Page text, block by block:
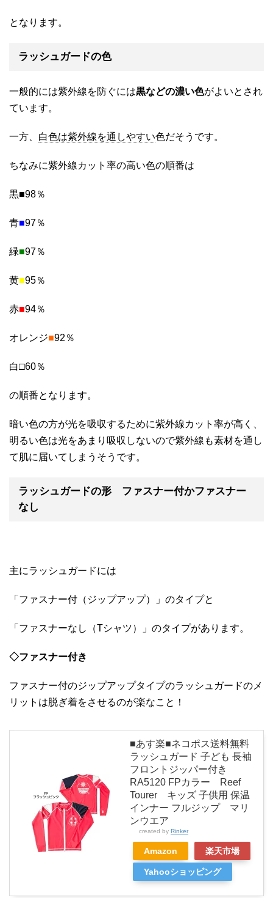
となります。
ラッシュガードの色
一般的には紫外線を防ぐには黒などの濃い色がよいとされ
ています。
一方、 白色は紫外線を通しやすい色だそうです。
ちなみに紫外線カット率の高い色の順番は
黒■98％
青■97％
緑■97％
黄■95％
赤■94％
オレンジ■92％
白□60％
の順番となります。
暗い色の方が光を吸収するために紫外線カット率が高く、
明るい色は光をあまり吸収しないので紫外線も素材を通し
て肌に届いてしまうそうです。
ラッシュガードの形 ファスナー付かファスナー
なし
主にラッシュガードには
「ファスナー付（ジップアップ）」のタイプと
「ファスナーなし（Tシャツ）」のタイプがあります。
◇ファスナー付き
ファスナー付のジップアップタイプのラッシュガードのメ
リットは脱ぎ着をさせるのが楽なこと！
■あす楽■ネコポス送料無料
ラッシュガード 子ども 長袖
フロントジッパー付き
RA5120 FPカラー Reef
Tourer キッズ 子供用 保温
インナー フルジップ マリ
ンウエア
created by Rinker
Amazon 楽天市場
Yahooショッピング